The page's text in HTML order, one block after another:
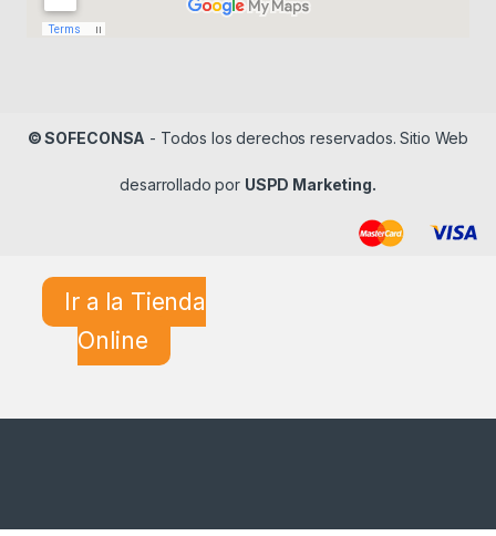
© SOFECONSA - Todos los derechos reservados. Sitio Web
desarrollado por USPD Marketing.
Ir a la Tienda
Online